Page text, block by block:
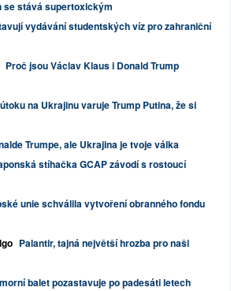
se stává supertoxickým
vydávání studentských víz pro zahraniční
Proč jsou Václav Klaus i Donald Trump
na Ukrajinu varuje Trump Putina, že si
Trumpe, ale Ukrajina je tvoje válka
stíhačka GCAP závodí s rostoucí
unie schválila vytvoření obranného fondu
Palantir, tajná největší hrozba pro naši
balet pozastavuje po padesáti letech